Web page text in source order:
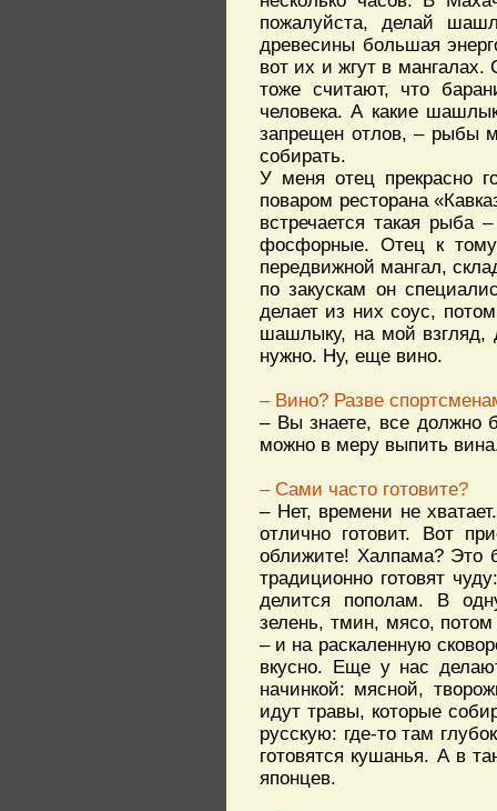
пожалуйста, делай
древесины большая
вот их и жгут в
тоже считают, что
человека. А какие
запрещен отлов, – рыбы
собирать.
У меня отец прекрасно
поваром ресторана
встречается такая рыба
фосфорные. Отец к тому
передвижной мангал,
по закускам он
делает из них соус,
шашлыку, на мой взгляд,
нужно. Ну, еще вино.
– Вино? Разве
– Вы знаете, все должно
можно в меру выпить
– Сами часто готовите?
– Нет, времени не
отлично готовит. Вот
оближите! Халпама? Это
традиционно готовят
делится пополам. В
зелень, тмин, мясо, потом
– и на раскаленную
вкусно. Еще у нас
начинкой: мясной,
идут травы, которые
русскую: где-то там
готовятся кушанья. А в
японцев.